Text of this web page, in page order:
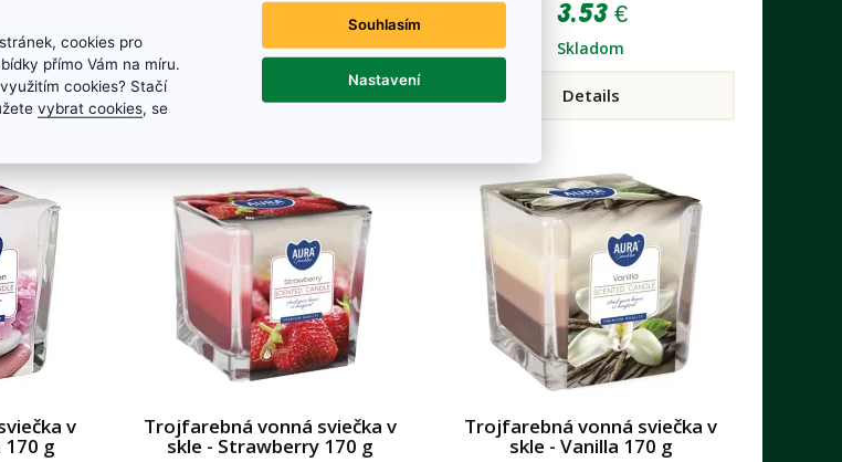
ideálne
po
Skladom
Details
3.53 €
Skladom
Details
v
170 g
Trojfarebná vonná sviečka v
skle - Strawberry 170 g
Trojfarebná vonná sviečka v
skle - Vanilla 170 g
cookies pro
přímo Vám na míru.
cookies? Stačí
vybrat cookies, se
Souhlasím
Nastavení